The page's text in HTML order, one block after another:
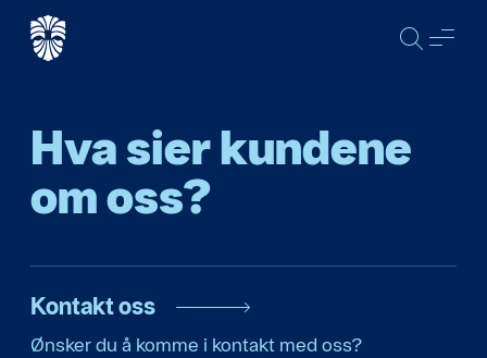
SØK
Hva sier kundene
om oss?
Kontakt oss
Ønsker du å komme i kontakt med oss?